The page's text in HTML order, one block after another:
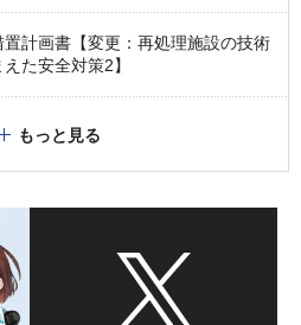
計画書【変更：再処理施設の技術
た安全対策2】
もっと見る